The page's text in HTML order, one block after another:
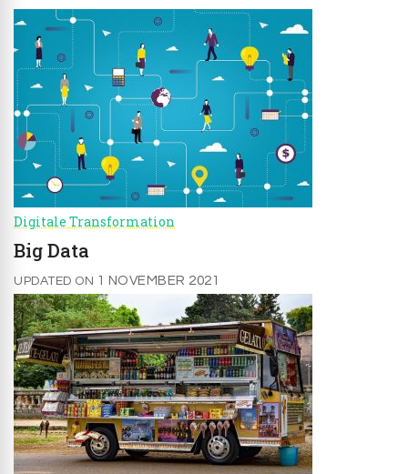
Digitale Transformation
Big Data
UPDATED ON 1 NOVEMBER 2021